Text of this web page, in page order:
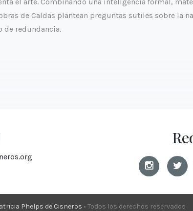
de Caldas plantean preguntas sutiles sobre la
de redundancia.
Phelps de Cisneros • Todos los derechos reservados